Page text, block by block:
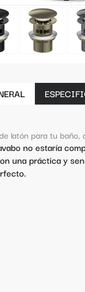
latón para tu baño,
no estaría
una práctica y